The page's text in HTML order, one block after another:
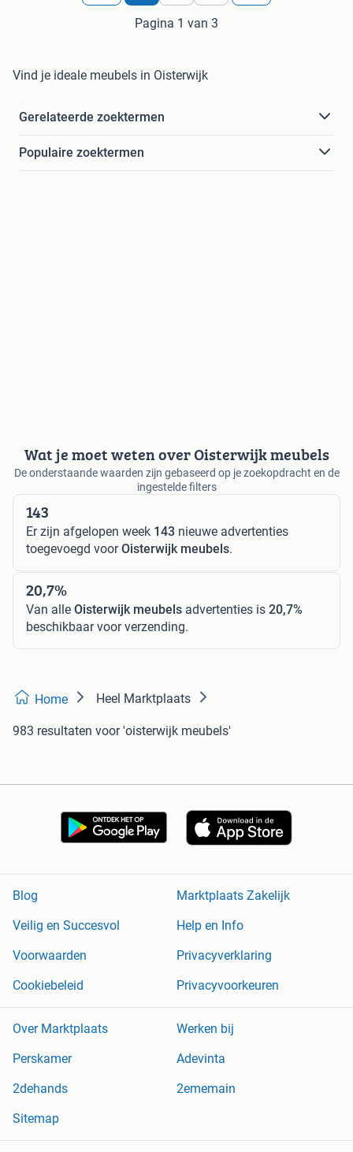
Pagina 1 van 3
Vind je ideale meubels in Oisterwijk
Gerelateerde zoektermen
Populaire zoektermen
Wat je moet weten over Oisterwijk meubels
De onderstaande waarden zijn gebaseerd op je zoekopdracht en de
ingestelde filters
143
Er zijn afgelopen week 143 nieuwe advertenties
toegevoegd voorOisterwijk meubels.
20,7%
Van alle Oisterwijk meubels advertenties is 20,7%
beschikbaar voor verzending.
Home Heel Marktplaats
983 resultaten voor 'oisterwijk meubels'
Blog
Marktplaats Zakelijk
Veilig en Succesvol
Help en Info
Voorwaarden
Privacyverklaring
Cookiebeleid
Privacyvoorkeuren
Over Marktplaats
Werken bij
Perskamer
Adevinta
2dehands
2ememain
Sitemap